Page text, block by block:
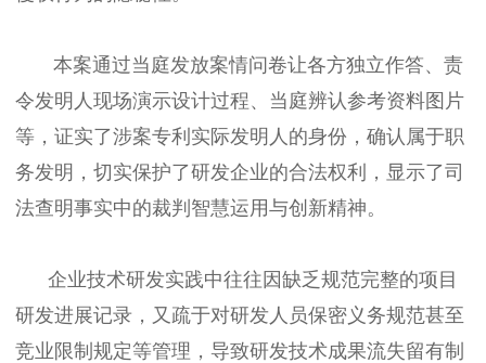
本案通过当庭发放案情问卷让各方独立作答、责
令发明人现场演示设计过程、当庭辨认参考资料图片
等，证实了涉案专利实际发明人的身份，确认属于职
务发明，切实保护了研发企业的合法权利，显示了司
法查明事实中的裁判智慧运用与创新精神。
企业技术研发实践中往往因缺乏规范完整的项目
研发进展记录，又疏于对研发人员保密义务规范甚至
竞业限制规定等管理，导致研发技术成果流失留有制